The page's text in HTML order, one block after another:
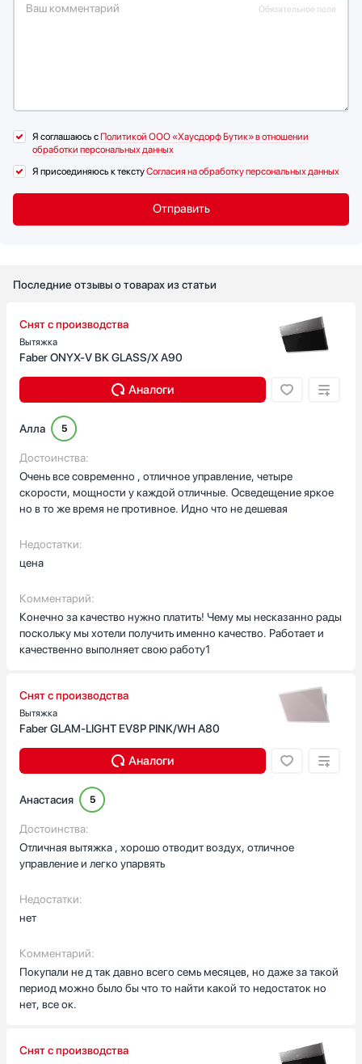
Ваш комментарий Обязательное поле
Я соглашаюсь сПолитикой ООО «Хаусдорф Бутик» в отношении
обработки персональных данных
Я присоединяюсь к текстуСогласия на обработку персональных данных
Последние отзывы о товарах из статьи
Снят с производства
Вытяжка
Faber ONYX-V BK GLASS/X A90
Аналоги
Алла 5
Достоинства:
Очень все современно , отличное управление, четыре
скорости, мощности у каждой отличные. Осведещение яркое
но в то же время не противное. Идно что не дешевая
Недостатки:
цена
Комментарий:
Конечно за качество нужно платить! Чему мы несказанно рады
поскольку мы хотели получить именно качество. Работает и
качественно выполняет свою работу1
Снят с производства
Вытяжка
Faber GLAM-LIGHT EV8P PINK/WH A80
Аналоги
Анастасия 5
Достоинства:
Отличная вытяжка , хорошо отводит воздух, отличное
управление и легко упарвять
Недостатки:
нет
Комментарий:
Покупали не д так давно всего семь месяцев, но даже за такой
период можно было бы что то найти какой то недостаток но
нет, все ок.
Снят с производства